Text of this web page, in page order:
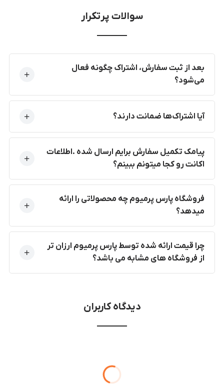
سوالات پرتکرار
بعد از ثبت سفارش، اشتراک چگونه فعال
می‌شود؟
آیا اشتراک‌ها ضمانت دارند؟
پیامک تکمیل سفارش برایم ارسال شده .اطلاعات
اکانت رو کجا میتونم ببینم؟
فروشگاه پارس پرمیوم چه محصولاتی را ارائه
میدهد؟
چرا قیمت ارائه شده توسط پارس پرمیوم ارزان تر
از فروشگاه های مشابه می باشد؟
دیدگاه کاربران